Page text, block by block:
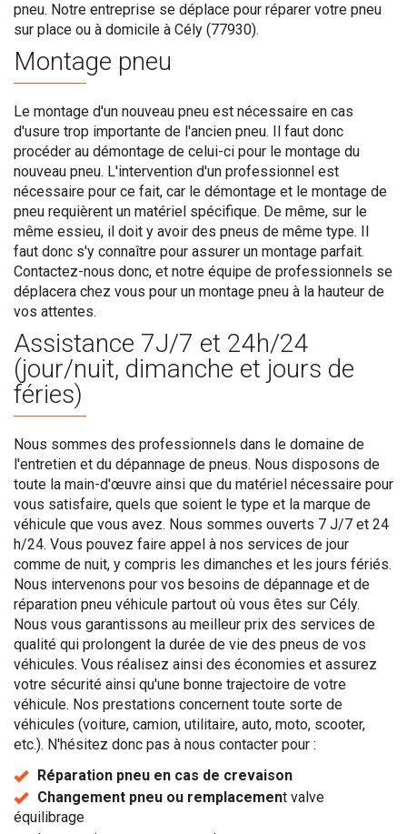
pneu. Notre entreprise se déplace pour réparer votre pneu
sur place ou à domicile à Cély (77930).
Montage pneu
Le montage d'un nouveau pneu est nécessaire en cas
d'usure trop importante de l'ancien pneu. Il faut donc
procéder au démontage de celui-ci pour le montage du
nouveau pneu. L'intervention d'un professionnel est
nécessaire pour ce fait, car le démontage et le montage de
pneu requièrent un matériel spécifique. De même, sur le
même essieu, il doit y avoir des pneus de même type. Il
faut donc s'y connaître pour assurer un montage parfait.
Contactez-nous donc, et notre équipe de professionnels se
déplacera chez vous pour un montage pneu à la hauteur de
vos attentes.
Assistance 7J/7 et 24h/24
(jour/nuit, dimanche et jours de
féries)
Nous sommes des professionnels dans le domaine de
l'entretien et du dépannage de pneus. Nous disposons de
toute la main-d'œuvre ainsi que du matériel nécessaire pour
vous satisfaire, quels que soient le type et la marque de
véhicule que vous avez. Nous sommes ouverts 7 J/7 et 24
h/24. Vous pouvez faire appel à nos services de jour
comme de nuit, y compris les dimanches et les jours fériés.
Nous intervenons pour vos besoins de dépannage et de
réparation pneu véhicule partout où vous êtes sur Cély.
Nous vous garantissons au meilleur prix des services de
qualité qui prolongent la durée de vie des pneus de vos
véhicules. Vous réalisez ainsi des économies et assurez
votre sécurité ainsi qu'une bonne trajectoire de votre
véhicule. Nos prestations concernent toute sorte de
véhicules (voiture, camion, utilitaire, auto, moto, scooter,
etc.). N'hésitez donc pas à nous contacter pour :
Réparation pneu en cas de crevaison
Changement pneu ou remplacement valve
équilibrage